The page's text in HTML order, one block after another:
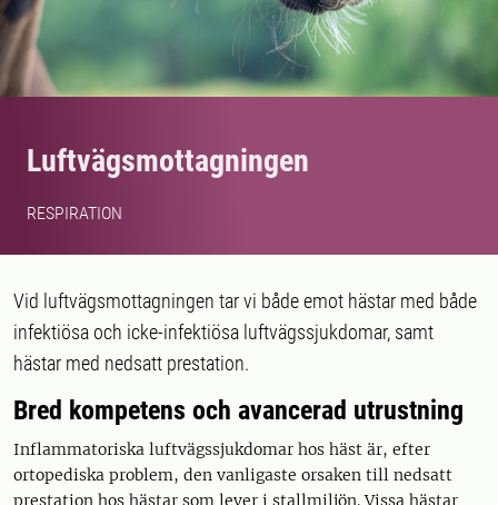
Luftvägsmottagningen
RESPIRATION
Vid luftvägsmottagningen tar vi både emot hästar med både
infektiösa och icke-infektiösa luftvägssjukdomar, samt
hästar med nedsatt prestation.
Bred kompetens och avancerad utrustning
Inflammatoriska luftvägssjukdomar hos häst är, efter
ortopediska problem, den vanligaste orsaken till nedsatt
prestation hos hästar som lever i stallmiljön. Vissa hästar